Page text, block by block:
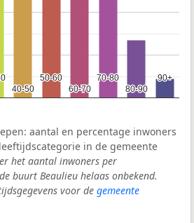
40-50
40-50
50-60
50-60
60-70
60-70
70-80
70-80
80-90
80-90
90+
90+
aantal en percentage inwoners
in de gemeente
het aantal inwoners per
buurt Beaulieu helaas onbekend.
voor de gemeente